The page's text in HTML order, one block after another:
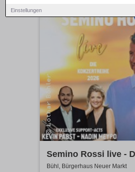
Einstellungen
Semino Rossi live -
Konzertreihe 2026
Bühl, Bürgerhaus Neuer Markt